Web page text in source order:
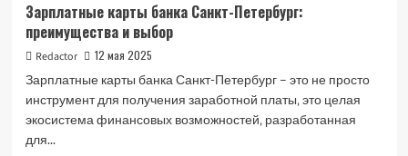
Зарплатные карты банка Санкт-Петербург:
преимущества и выбор
Redactor
12 мая 2025
Зарплатные карты банка Санкт-Петербург – это не просто
инструмент для получения заработной платы‚ это целая
экосистема финансовых возможностей‚ разработанная
для...